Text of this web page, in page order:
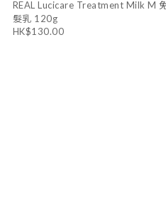
REAL Lucicare Treatment Milk M
髮乳 120g
HK$130.00